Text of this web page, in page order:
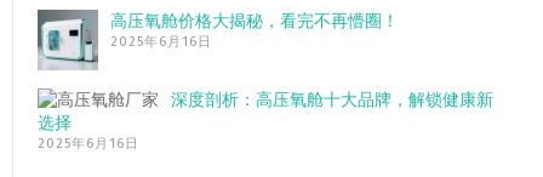
高压氧舱价格大揭秘，看完不再懵圈！
2025年6月16日
深度剖析：高压氧舱十大品牌，解锁健康新
选择
2025年6月16日